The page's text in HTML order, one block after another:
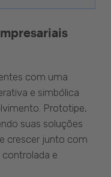
com uma
e simbólica
Prototipe,
suas soluções
crescer junto com
e